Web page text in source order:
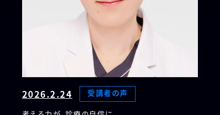
2026.2.24 受講者の声